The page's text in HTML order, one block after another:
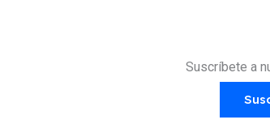
Suscríbete a